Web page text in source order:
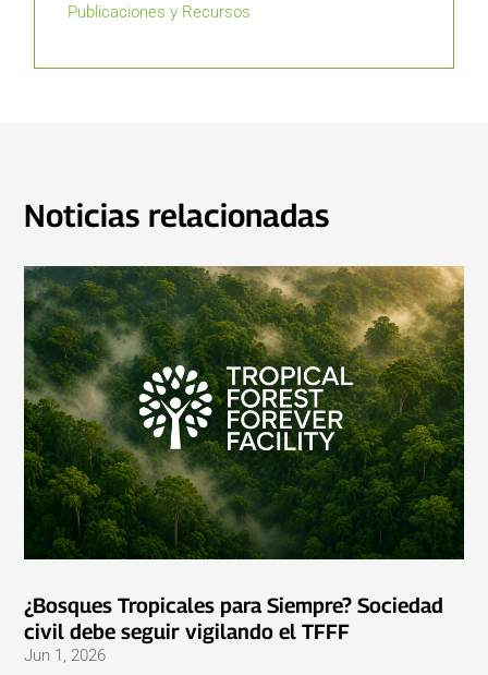
Publicaciones y Recursos
Noticias relacionadas
¿Bosques Tropicales para Siempre? Sociedad
civil debe seguir vigilando el TFFF
Jun 1, 2026